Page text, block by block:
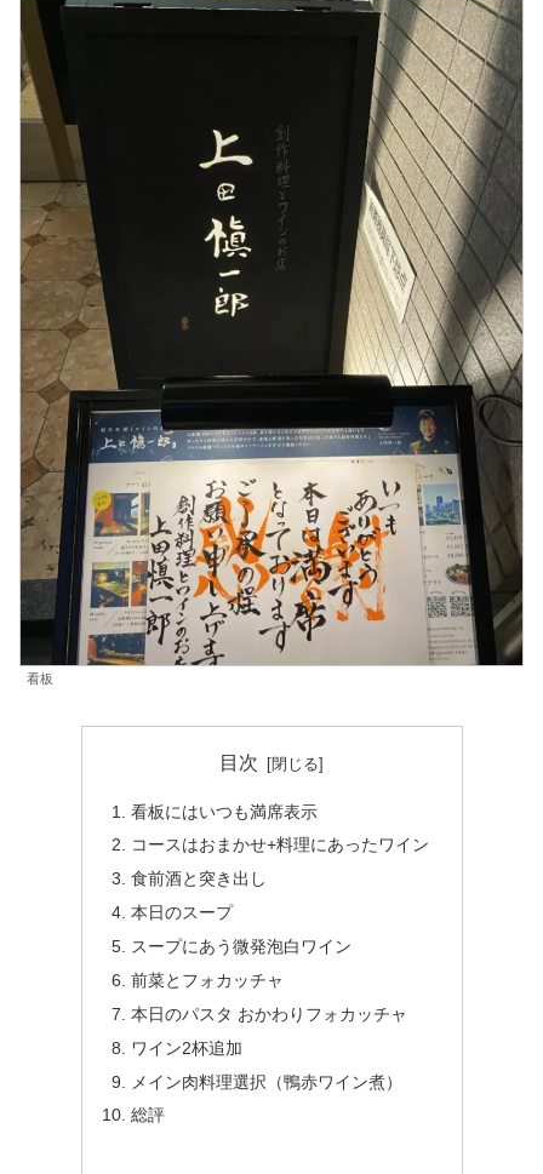
看板
目次
看板にはいつも満席表示
コースはおまかせ+料理にあったワイン
食前酒と突き出し
本日のスープ
スープにあう微発泡白ワイン
前菜とフォカッチャ
本日のパスタ おかわりフォカッチャ
ワイン2杯追加
メイン肉料理選択（鴨赤ワイン煮）
総評